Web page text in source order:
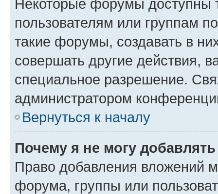
Некоторые форумы доступны
пользователям или группам
такие форумы, создавать в
совершать другие действия,
специальное разрешение.
администратором
Вернуться к началу
Почему я не могу
Право добавления вложений
форума, группы или